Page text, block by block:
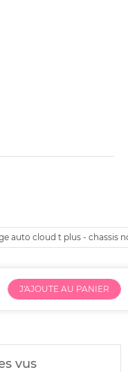
auto cloud t plus - chassis
J'AJOUTE AU PANIER
vus